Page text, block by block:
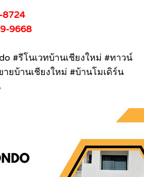
9668
#รีโนเวทบ้านเชียงใหม่ #ทาวน์
ยบ้านเชียงใหม่ #บ้านโมเดิร์น